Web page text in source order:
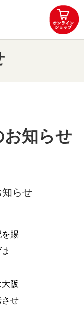
お知らせ
らせ
賜
阪
させ